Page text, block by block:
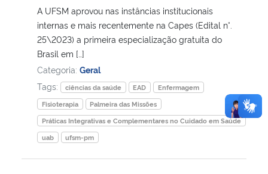
A UFSM aprovou nas instâncias institucionais
internas e mais recentemente na Capes (Edital n°.
25\2023) a primeira especialização gratuita do
Brasil em […]
Categoria: Geral
Tags:
ciências da saúde EAD
Enfermagem
Fisioterapia
Palmeira das Missões
Práticas Integrativas e Complementares no Cuidado em Saúde
uab
ufsm-pm